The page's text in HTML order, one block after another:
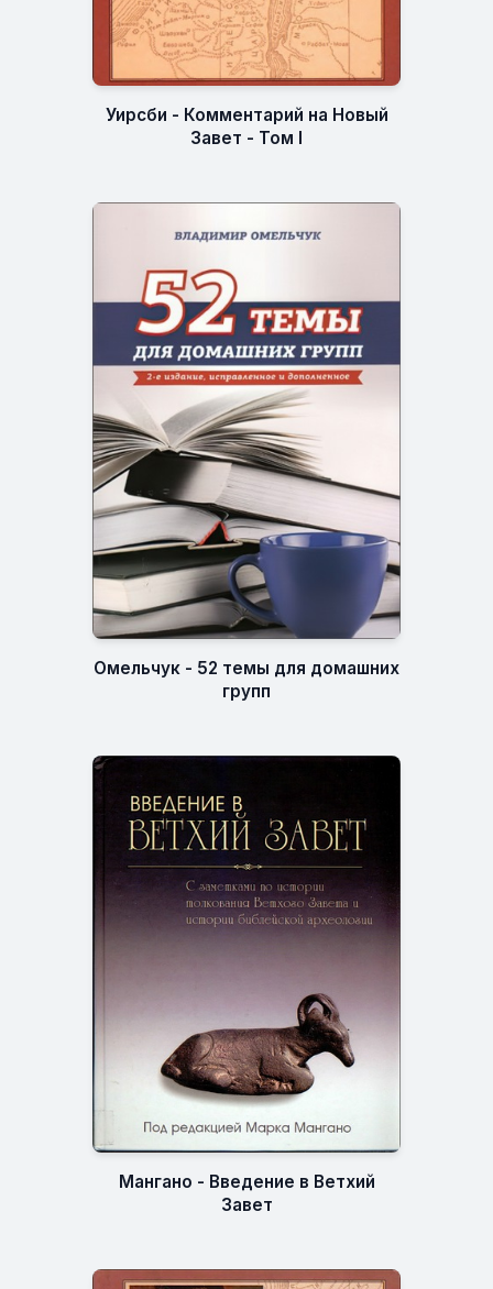
Уирсби - Комментарий на Новый
Завет - Том I
Омельчук - 52 темы для домашних
групп
Мангано - Введение в Ветхий
Завет